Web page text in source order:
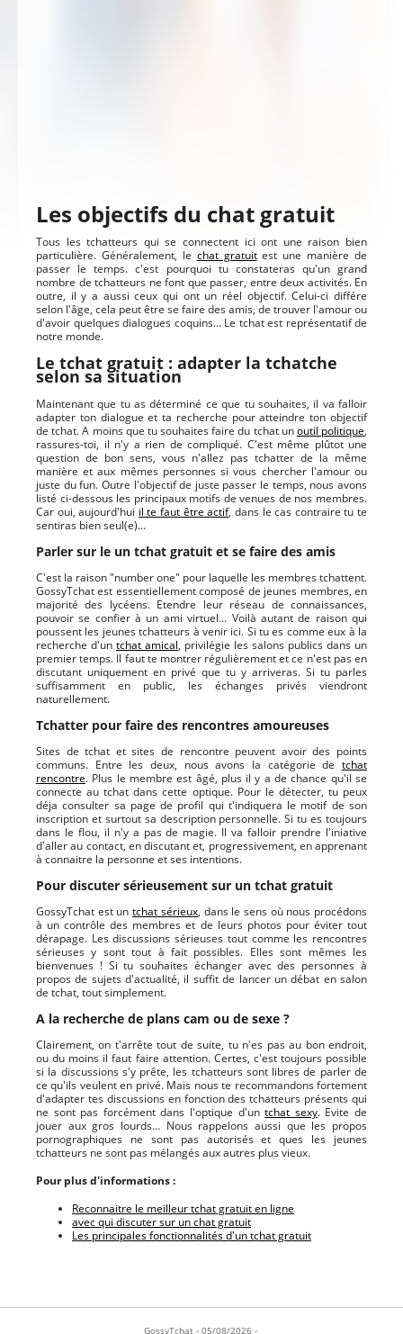
Les objectifs du chat gratuit
Tous les tchatteurs qui se connectent ici ont une raison bien
particulière. Généralement, le chat gratuitest une manière de
passer le temps. c'est pourquoi tu constateras qu'un grand
nombre de tchatteurs ne font que passer, entre deux activités. En
outre, il y a aussi ceux qui ont un réel objectif. Celui-ci différe
selon l'âge, cela peut être se faire des amis, de trouver l'amour ou
d'avoir quelques dialogues coquins... Le tchat est représentatif de
notre monde.
Le tchat gratuit : adapter la tchatche
selon sa situation
Maintenant que tu as déterminé ce que tu souhaites, il va falloir
adapter ton dialogue et ta recherche pour atteindre ton objectif
de tchat. A moins que tu souhaites faire du tchat unoutil politique,
rassures-toi, il n'y a rien de compliqué. C'est même plûtot une
question de bon sens, vous n'allez pas tchatter de la même
manière et aux mêmes personnes si vous chercher l'amour ou
juste du fun. Outre l'objectif de juste passer le temps, nous avons
listé ci-dessous les principaux motifs de venues de nos membres.
Car oui, aujourd'hui il te faut être actif, dans le cas contraire tu te
sentiras bien seul(e)...
Parler sur le un tchat gratuit et se faire des amis
C'est la raison "number one" pour laquelle les membres tchattent.
GossyTchat est essentiellement composé de jeunes membres, en
majorité des lycéens. Etendre leur réseau de connaissances,
pouvoir se confier à un ami virtuel... Voilà autant de raison qui
poussent les jeunes tchatteurs à venir ici. Si tu es comme eux à la
recherche d'un tchat amical, privilégie les salons publics dans un
premier temps. Il faut te montrer régulièrement et ce n'est pas en
discutant uniquement en privé que tu y arriveras. Si tu parles
suffisamment en public, les échanges privés viendront
naturellement.
Tchatter pour faire des rencontres amoureuses
Sites de tchat et sites de rencontre peuvent avoir des points
communs. Entre les deux, nous avons la catégorie de tchat
rencontre. Plus le membre est âgé, plus il y a de chance qu'il se
connecte au tchat dans cette optique. Pour le détecter, tu peux
déja consulter sa page de profil qui t'indiquera le motif de son
inscription et surtout sa description personnelle. Si tu es toujours
dans le flou, il n'y a pas de magie. Il va falloir prendre l'iniative
d'aller au contact, en discutant et, progressivement, en apprenant
à connaitre la personne et ses intentions.
Pour discuter sérieusement sur un tchat gratuit
GossyTchat est untchat sérieux, dans le sens où nous procédons
à un contrôle des membres et de leurs photos pour éviter tout
dérapage. Les discussions sérieuses tout comme les rencontres
sérieuses y sont tout à fait possibles. Elles sont mêmes les
bienvenues ! Si tu souhaites échanger avec des personnes à
propos de sujets d'actualité, il suffit de lancer un débat en salon
de tchat, tout simplement.
A la recherche de plans cam ou de sexe ?
Clairement, on t'arrête tout de suite, tu n'es pas au bon endroit,
ou du moins il faut faire attention. Certes, c'est toujours possible
si la discussions s'y prête, les tchatteurs sont libres de parler de
ce qu'ils veulent en privé. Mais nous te recommandons fortement
d'adapter tes discussions en fonction des tchatteurs présents qui
ne sont pas forcément dans l'optique d'untchat sexy. Evite de
jouer aux gros lourds... Nous rappelons aussi que les propos
pornographiques ne sont pas autorisés et ques les jeunes
tchatteurs ne sont pas mélangés aux autres plus vieux.
Pour plus d'informations :
Reconnaitre le meilleur tchat gratuit en ligne
avec qui discuter sur un chat gratuit
Les principales fonctionnalités d'un tchat gratuit
GossyTchat - 05/08/2026 -